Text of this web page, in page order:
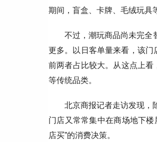
期间，盲盒、卡牌、毛绒玩具
不过，潮玩商品尚未完全
更多。以日客单量来看，该门
前两者占比较大。从这点上看
等传统品类。
北京商报记者走访发现，
门店又常常集中在商场地下
店买”的消费决策。